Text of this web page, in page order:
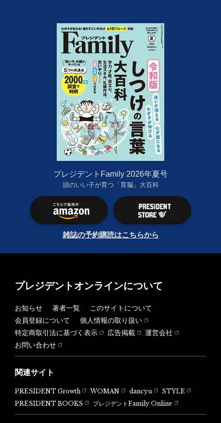
プレジデントFamily 2026年夏号
頭のいい子が育つ「育脳」大百科
雑誌の予約購読はこちらから
プレジデントオンラインについて
お知らせ 著者一覧
このサイトについて
会員登録について
個人情報の取り扱い
特定商取引法に基づく表示
広告掲載
運営会社
お問い合わせ
関連サイト
PRESIDENT Growth WOMAN dancyu
STYLE
PRESIDENT BOOKS
プレジデントFamily Online